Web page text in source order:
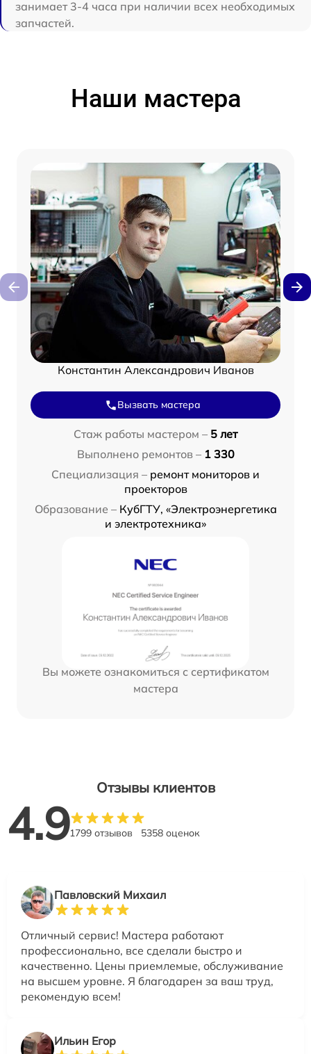
занимает 3-4 часа при наличии всех необходимых
запчастей.
Наши мастера
Константин Александрович Иванов
Вызвать мастера
Стаж работы мастером – 5 лет
Выполнено ремонтов – 1 330
Специализация – ремонт мониторов и
проекторов
Образование – КубГТУ, «Электроэнергетика
и электротехника»
Вы можете ознакомиться с сертификатом
мастера
Отзывы клиентов
4.91799 отзывов 5358 оценок
Павловский Михаил
Отличный сервис! Мастера работают
профессионально, все сделали быстро и
качественно. Цены приемлемые, обслуживание
на высшем уровне. Я благодарен за ваш труд,
рекомендую всем!
Ильин Егор